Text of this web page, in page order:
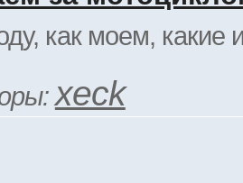
как моем, какие
xeck